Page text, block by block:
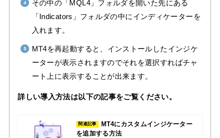
その中の「MQL4」フォルダを開いた先にある
「Indicators」フォルダの中にインディケーターを
入れます。
MT4を再起動すると、インストールしたインジケ
ーターが表示されますのでそれを選択すればチャ
ート上に表示することが出来ます。
詳しい導入方法は以下の記事をご覧ください。
関連記事
MT4にカスタムインジケーター
を追加する方法